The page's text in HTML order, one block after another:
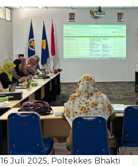
Juli 2025, Poltekkes Bhakti